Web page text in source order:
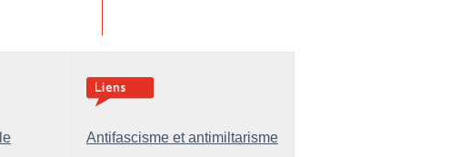
le
Antifascisme et antimiltarisme